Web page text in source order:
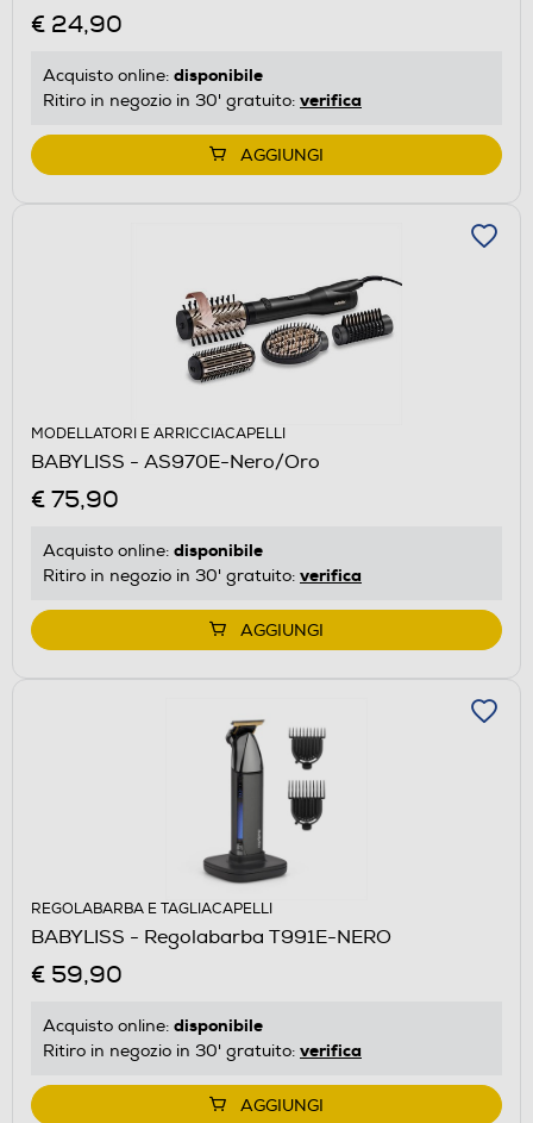
€ 24,90
Acquisto online: disponibile
Ritiro in negozio in 30' gratuito: verifica
AGGIUNGI
MODELLATORI E ARRICCIACAPELLI
BABYLISS - AS970E-Nero/Oro
€ 75,90
Acquisto online: disponibile
Ritiro in negozio in 30' gratuito: verifica
AGGIUNGI
REGOLABARBA E TAGLIACAPELLI
BABYLISS - Regolabarba T991E-NERO
€ 59,90
Acquisto online: disponibile
Ritiro in negozio in 30' gratuito: verifica
AGGIUNGI